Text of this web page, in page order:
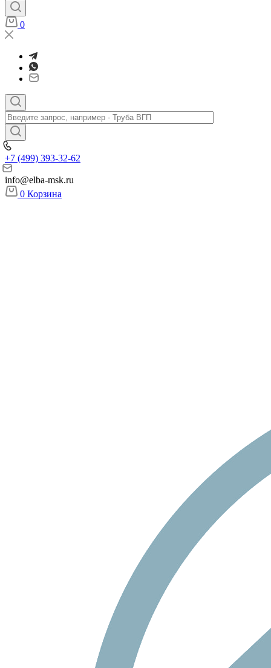
0
+7 (499) 393-32-62
info@elba-msk.ru
0 Корзина